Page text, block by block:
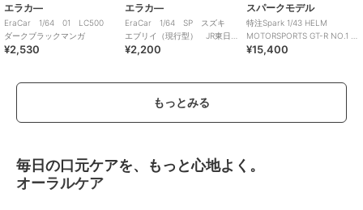
エラカ―
EraCar 1/64 01 LC500
ダークブラックマンガ
¥2,530
エラカ―
EraCar 1/64 SP スズキ
エブリイ（現行型） JR東日
本 石岡駅 業務用自動車
¥2,200
スパークモデル
特注Spark 1/43 HELM
MOTORSPORTS GT-R NO.1 ス
ーパー耐久
¥15,400
もっとみる
毎日の口元ケアを、もっと心地よく。
オーラルケア